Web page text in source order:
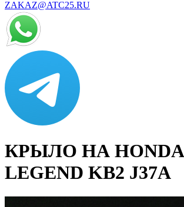
ZAKAZ@ATC25.RU
КРЫЛО НА HONDA
LEGEND KB2 J37A